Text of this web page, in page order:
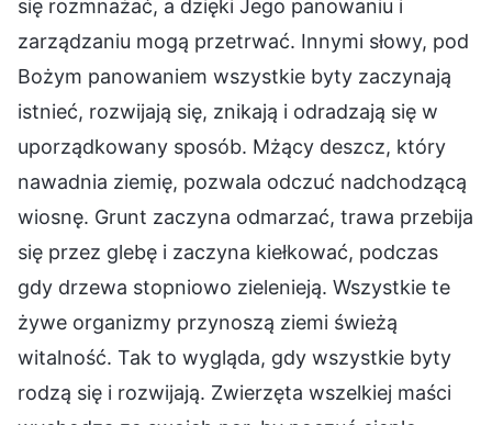
się rozmnażać, a dzięki Jego panowaniu i
zarządzaniu mogą przetrwać. Innymi słowy, pod
Bożym panowaniem wszystkie byty zaczynają
istnieć, rozwijają się, znikają i odradzają się w
uporządkowany sposób. Mżący deszcz, który
nawadnia ziemię, pozwala odczuć nadchodzącą
wiosnę. Grunt zaczyna odmarzać, trawa przebija
się przez glebę i zaczyna kiełkować, podczas
gdy drzewa stopniowo zielenieją. Wszystkie te
żywe organizmy przynoszą ziemi świeżą
witalność. Tak to wygląda, gdy wszystkie byty
rodzą się i rozwijają. Zwierzęta wszelkiej maści